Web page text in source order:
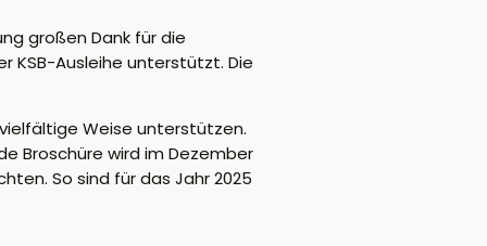
großen Dank für die
KSB-Ausleihe unterstützt. Die
Weise unterstützen.
Broschüre wird im Dezember
So sind für das Jahr 2025